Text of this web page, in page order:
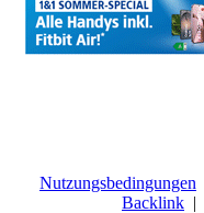
Nutzungsbedingungen
Backlink |